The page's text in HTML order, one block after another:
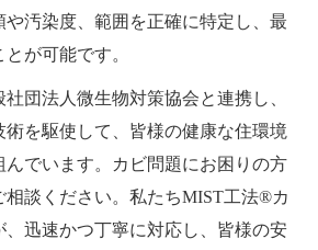
や汚染度、範囲を正確に特定し、最
が可能です。
団法人微生物対策協会と連携し、
術を駆使して、皆様の健康な住環境
んでいます。カビ問題にお困りの方
相談ください。私たちMIST工法®カ
、迅速かつ丁寧に対応し、皆様の安